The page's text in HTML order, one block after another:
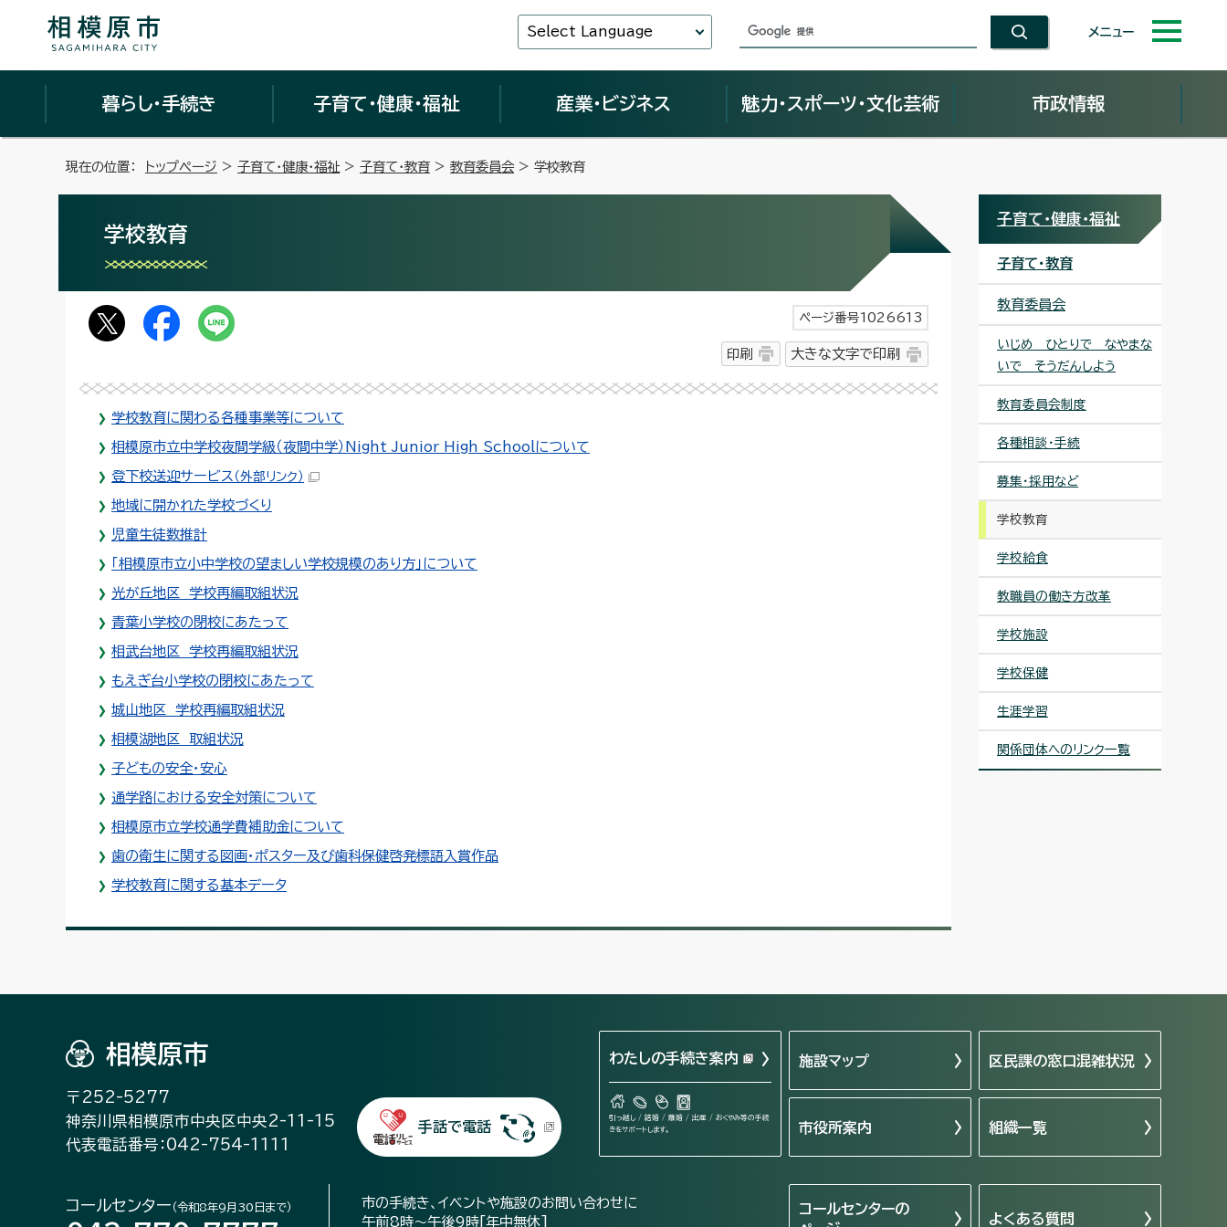
Select Language メニュー
暮らし・手続き 子育て・健康・福祉 産業・ビジネス 魅力・スポーツ・文化芸術 市政情報
現在の位置： トップページ > 子育て・健康・福祉 > 子育て・教育 > 教育委員会 > 学校教育
学校教育
ページ番号1026613
印刷 大きな文字で印刷
学校教育に関わる各種事業等について
相模原市立中学校夜間学級（夜間中学）Night Junior High Schoolについて
登下校送迎サービス （外部リンク）
地域に開かれた学校づくり
児童生徒数推計
「相模原市立小中学校の望ましい学校規模のあり方」について
光が丘地区 学校再編取組状況
青葉小学校の閉校にあたって
相武台地区 学校再編取組状況
もえぎ台小学校の閉校にあたって
城山地区 学校再編取組状況
相模湖地区 取組状況
子どもの安全・安心
通学路における安全対策について
相模原市立学校通学費補助金について
歯の衛生に関する図画・ポスター及び歯科保健啓発標語入賞作品
学校教育に関する基本データ
子育て・健康・福祉
子育て・教育
教育委員会
いじめ ひとりで なやまな
いで そうだんしよう
教育委員会制度
各種相談・手続
募集・採用など
学校教育
学校給食
教職員の働き方改革
学校施設
学校保健
生涯学習
関係団体へのリンク一覧
相模原市
〒252-5277
神奈川県相模原市中央区中央2-11-15
代表電話番号：042-754-1111
手話で電話
わたしの手続き案内
引っ越し / 結婚 / 離婚 / 出産 / おくやみ等の手続
きをサポートします。
施設マップ 区民課の窓口混雑状況
市役所案内 組織一覧
コールセンター （令和8年9月30日まで）
市の手続き、イベントや施設のお問い合わせに
午前8時～午後9時[年中無休]
コールセンターの
よくある質問